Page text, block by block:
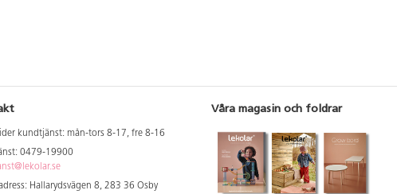
kundtjänst: mån-tors 8-17, fre 8-16
0479-19900
Hallarydsvägen 8, 283 36 Osby
Våra magasin och foldrar